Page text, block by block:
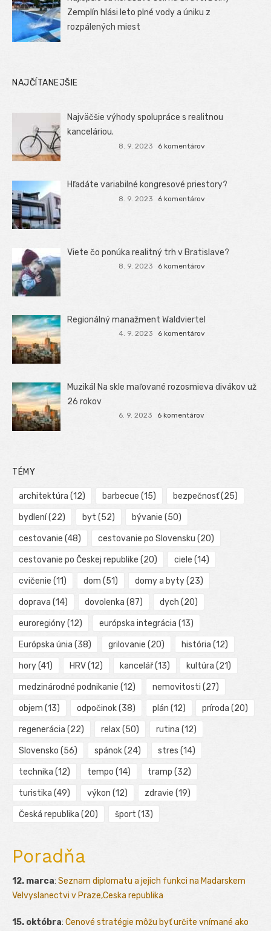
Zemplín hlási leto plné vody a úniku z
rozpálených miest
NAJČÍTANEJŠIE
Najväčšie výhody spolupráce s realitnou
kanceláriou.
8. 9. 2023 6 komentárov
Hľadáte variabilné kongresové priestory?
8. 9. 2023 6 komentárov
Viete čo ponúka realitný trh v Bratislave?
8. 9. 2023 6 komentárov
Regionálný manažment Waldviertel
4. 9. 2023 6 komentárov
Muzikál Na skle maľované rozosmieva divákov už
26 rokov
6. 9. 2023 6 komentárov
TÉMY
architektúra (12) barbecue (15) bezpečnosť(25)
bydlení(22) byt (52) bývanie (50)
cestovanie (48) cestovanie po Slovensku (20)
cestovanie po Českej republike (20) ciele (14)
cvičenie (11) dom (51) domy a byty(23)
doprava (14) dovolenka (87) dych (20)
euroregióny(12) európska integrácia (13)
Európska únia (38) grilovanie (20) história (12)
hory(41) HRV(12) kancelář(13) kultúra (21)
medzinárodné podnikanie (12) nemovitosti (27)
objem (13) odpočinok(38) plán (12) príroda (20)
regenerácia (22) relax (50) rutina (12)
Slovensko (56) spánok(24) stres (14)
technika (12) tempo (14) tramp (32)
turistika (49) výkon (12) zdravie (19)
Česká republika (20) šport (13)
Poradňa
12. marca: Seznam diplomatu a jejich funkci na Madarskem
Velvyslanectvi v Praze,Ceska republika
15. októbra: Cenové stratégie môžu byť určite vnímané ako